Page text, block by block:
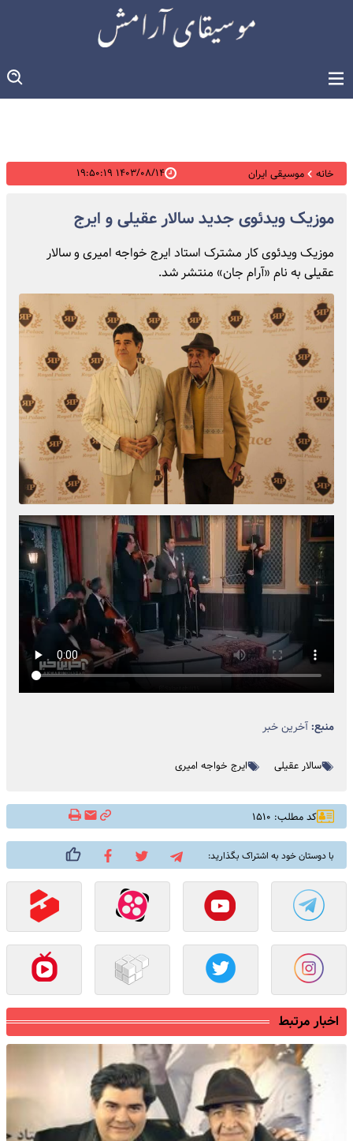
خانه موسیقی ایران ۱۴۰۳/۰۸/۱۴ ۱۹:۵۰:۱۹
موزیک ویدئوی جدید سالار عقیلی و ایرج
موزیک ویدئوی کار مشترک استاد ایرج خواجه امیری و سالار
عقیلی به نام «آرام جان» منتشر شد.
منبع:آخرین خبر
سالار عقیلی ایرج خواجه امیری
کد مطلب: ۱۵۱۰
با دوستان خود به اشتراک بگذارید:
اخبار مرتبط